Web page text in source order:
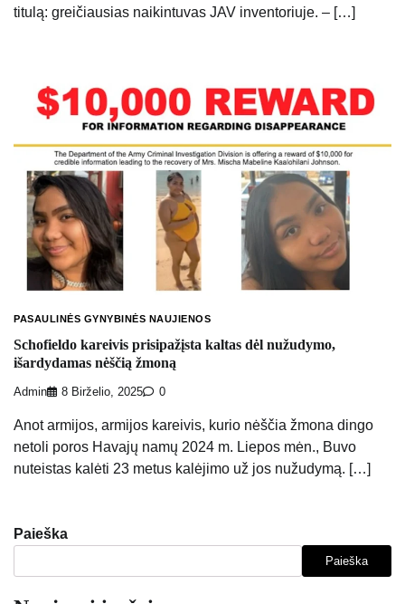
titulą: greičiausias naikintuvas JAV inventoriuje. – […]
PASAULINĖS GYNYBINĖS NAUJIENOS
Schofieldo kareivis prisipažįsta kaltas dėl nužudymo,
išardydamas nėščią žmoną
Admin 8 Birželio, 2025 0
Anot armijos, armijos kareivis, kurio nėščia žmona dingo
netoli poros Havajų namų 2024 m. Liepos mėn., Buvo
nuteistas kalėti 23 metus kalėjimo už jos nužudymą. […]
Paieška
Paieška